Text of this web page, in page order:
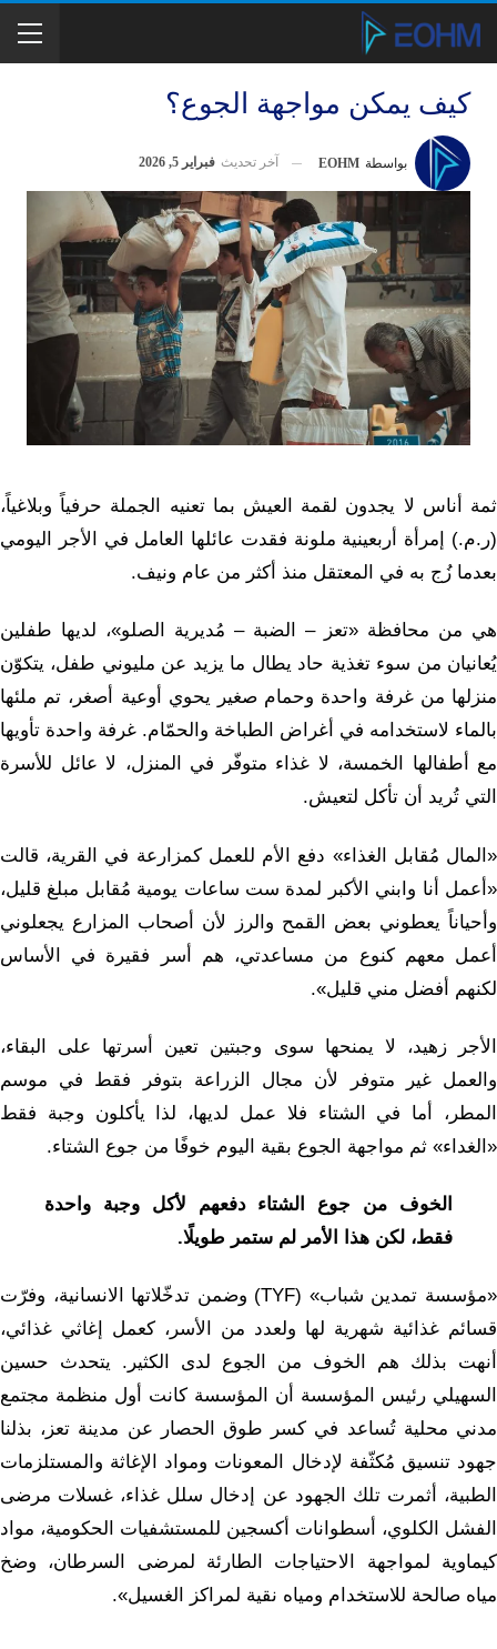
كيف يمكن مواجهة الجوع؟
بواسطة EOHM آخر تحديث فبراير 5, 2026
ثمة أناس لا يجدون لقمة العيش بما تعنيه الجملة حرفياً وبلاغياً،
(ر.م.) إمرأة أربعينية ملونة فقدت عائلها العامل في الأجر اليومي
بعدما زُج به في المعتقل منذ أكثر من عام ونيف.
هي من محافظة «تعز – الضبة – مُديرية الصلو»، لديها طفلين
يُعانيان من سوء تغذية حاد يطال ما يزيد عن مليوني طفل، يتكوّن
منزلها من غرفة واحدة وحمام صغير يحوي أوعية أصغر، تم ملئها
بالماء لاستخدامه في أغراض الطباخة والحمّام. غرفة واحدة تأويها
مع أطفالها الخمسة، لا غذاء متوفّر في المنزل، لا عائل للأسرة
التي تُريد أن تأكل لتعيش.
«المال مُقابل الغذاء» دفع الأم للعمل كمزارعة في القرية، قالت
«أعمل أنا وابني الأكبر لمدة ست ساعات يومية مُقابل مبلغ قليل،
وأحياناً يعطوني بعض القمح والرز لأن أصحاب المزارع يجعلوني
أعمل معهم كنوع من مساعدتي، هم أسر فقيرة في الأساس
لكنهم أفضل مني قليل».
الأجر زهيد، لا يمنحها سوى وجبتين تعين أسرتها على البقاء،
والعمل غير متوفر لأن مجال الزراعة بتوفر فقط في موسم
المطر، أما في الشتاء فلا عمل لديها، لذا يأكلون وجبة فقط
«الغداء» ثم مواجهة الجوع بقية اليوم خوفًا من جوع الشتاء.
الخوف من جوع الشتاء دفعهم لأكل وجبة واحدة
فقط، لكن هذا الأمر لم ستمر طويلًا.
«مؤسسة تمدين شباب» (TYF) وضمن تدخّلاتها الانسانية، وفرّت
قسائم غذائية شهرية لها ولعدد من الأسر، كعمل إغاثي غذائي،
أنهت بذلك هم الخوف من الجوع لدى الكثير. يتحدث حسين
السهيلي رئيس المؤسسة أن المؤسسة كانت أول منظمة مجتمع
مدني محلية تُساعد في كسر طوق الحصار عن مدينة تعز، بذلنا
جهود تنسيق مُكثّفة لإدخال المعونات ومواد الإغاثة والمستلزمات
الطبية، أثمرت تلك الجهود عن إدخال سلل غذاء، غسلات مرضى
الفشل الكلوي، أسطوانات أكسجين للمستشفيات الحكومية، مواد
كيماوية لمواجهة الاحتياجات الطارئة لمرضى السرطان، وضخ
مياه صالحة للاستخدام ومياه نقية لمراكز الغسيل».